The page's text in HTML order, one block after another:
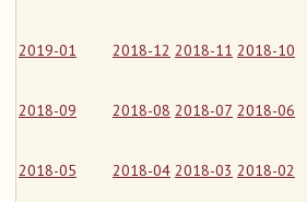
2019-01 2018-12 2018-11 2018-10
2018-09 2018-08 2018-07 2018-06
2018-05 2018-04 2018-03 2018-02